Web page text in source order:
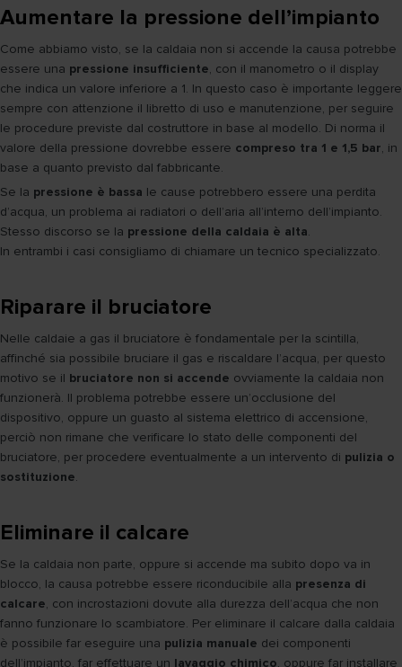
Aumentare la pressione dell’impianto
Come abbiamo visto, se la caldaia non si accende la causa potrebbe
essere una pressione insufficiente, con il manometro o il display
che indica un valore inferiore a 1. In questo caso è importante leggere
sempre con attenzione il libretto di uso e manutenzione, per seguire
le procedure previste dal costruttore in base al modello. Di norma il
valore della pressione dovrebbe essere compreso tra 1 e 1,5 bar, in
base a quanto previsto dal fabbricante.
Se la pressione è bassa le cause potrebbero essere una perdita
d’acqua, un problema ai radiatori o dell’aria all’interno dell’impianto.
Stesso discorso se la pressione della caldaia è alta.
In entrambi i casi consigliamo di chiamare un tecnico specializzato.
Riparare il bruciatore
Nelle caldaie a gas il bruciatore è fondamentale per la scintilla,
affinché sia possibile bruciare il gas e riscaldare l’acqua, per questo
motivo se il bruciatore non si accende ovviamente la caldaia non
funzionerà. Il problema potrebbe essere un’occlusione del
dispositivo, oppure un guasto al sistema elettrico di accensione,
perciò non rimane che verificare lo stato delle componenti del
bruciatore, per procedere eventualmente a un intervento di pulizia o
sostituzione.
Eliminare il calcare
Se la caldaia non parte, oppure si accende ma subito dopo va in
blocco, la causa potrebbe essere riconducibile alla presenza di
calcare, con incrostazioni dovute alla durezza dell’acqua che non
fanno funzionare lo scambiatore. Per eliminare il calcare dalla caldaia
è possibile far eseguire una pulizia manuale dei componenti
dell’impianto, far effettuare un lavaggio chimico, oppure far installare